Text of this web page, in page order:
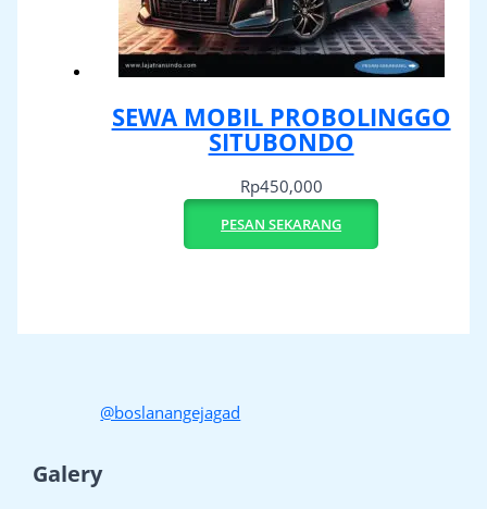
SEWA MOBIL PROBOLINGGO
SITUBONDO
Rp450,000
PESAN SEKARANG
@boslanangejagad
Galery